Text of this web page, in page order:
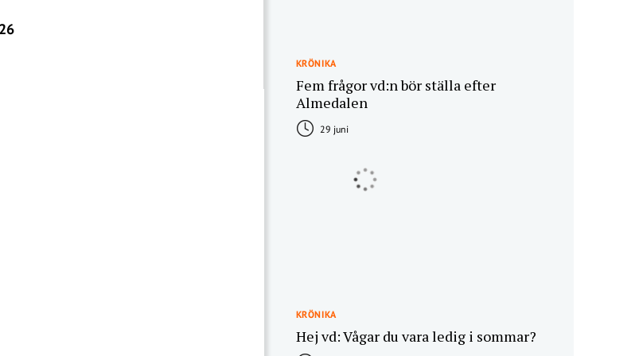
KRÖNIKA
Fem frågor vd:n bör ställa efter
Almedalen
29 juni
KRÖNIKA
Hej vd: Vågar du vara ledig i sommar?